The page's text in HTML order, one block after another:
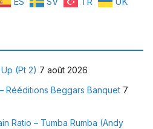
(Pt 2) 7 août 2026
Rééditions Beggars Banquet 7
Ratio – Tumba Rumba (Andy